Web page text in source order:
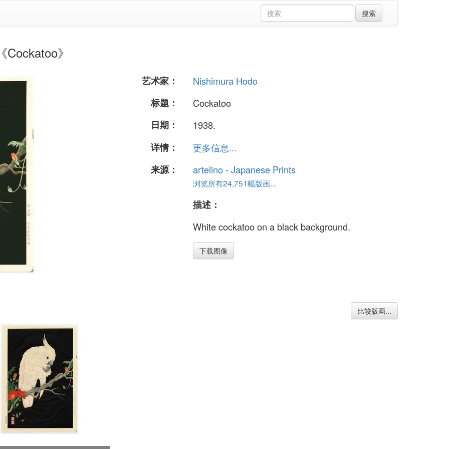
》
艺术家：
Nishimura Hodo
标题：
Cockatoo
日期：
1938.
详情：
更多信息...
来源：
artelino - Japanese Prints
浏览所有24,751幅版画...
描述：
White cockatoo on a black background.
下载图像
比较版画...